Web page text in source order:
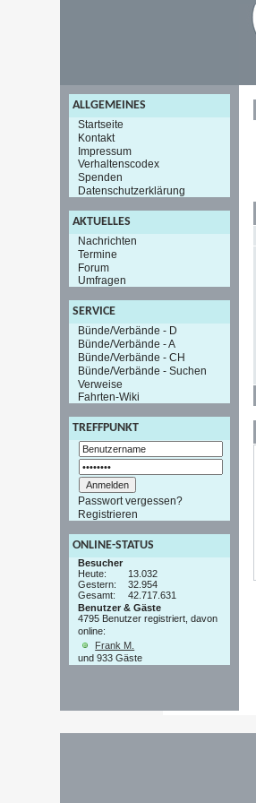
ALLGEMEINES
Startseite
Kontakt
Impressum
Verhaltenscodex
Spenden
Datenschutzerklärung
AKTUELLES
Nachrichten
Termine
Forum
Umfragen
SERVICE
Bünde/Verbände - D
Bünde/Verbände - A
Bünde/Verbände - CH
Bünde/Verbände - Suchen
Verweise
Fahrten-Wiki
TREFFPUNKT
Passwort vergessen?
Registrieren
ONLINE-STATUS
Besucher
Heute:
13.032
Gestern:
32.954
Gesamt:
42.717.631
Benutzer & Gäste
4795 Benutzer registriert, davon
online:
Frank M.
und 933 Gäste